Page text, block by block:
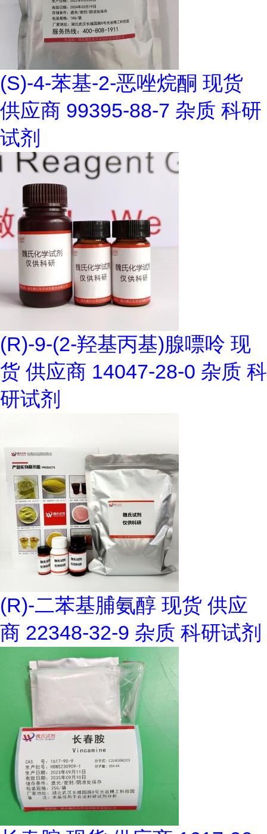
(S)-4-苯基-2-恶唑烷酮 现货
供应商 99395-88-7 杂质 科研
试剂
(R)-9-(2-羟基丙基)腺嘌呤 现
货 供应商 14047-28-0 杂质 科
研试剂
(R)-二苯基脯氨醇 现货 供应
商 22348-32-9 杂质 科研试剂